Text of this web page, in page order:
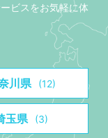
ビスをお気軽に体
川県 (12)
玉県 (3)